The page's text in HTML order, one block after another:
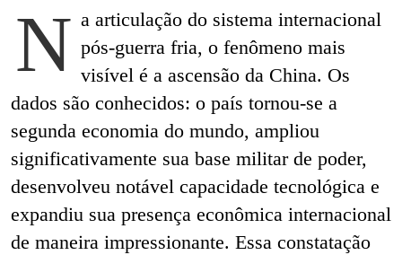
N a articulação do sistema internacional
pós-guerra fria, o fenômeno mais
visível é a ascensão da China. Os
dados são conhecidos: o país tornou-se a
segunda economia do mundo, ampliou
significativamente sua base militar de poder,
desenvolveu notável capacidade tecnológica e
expandiu sua presença econômica internacional
de maneira impressionante. Essa constatação